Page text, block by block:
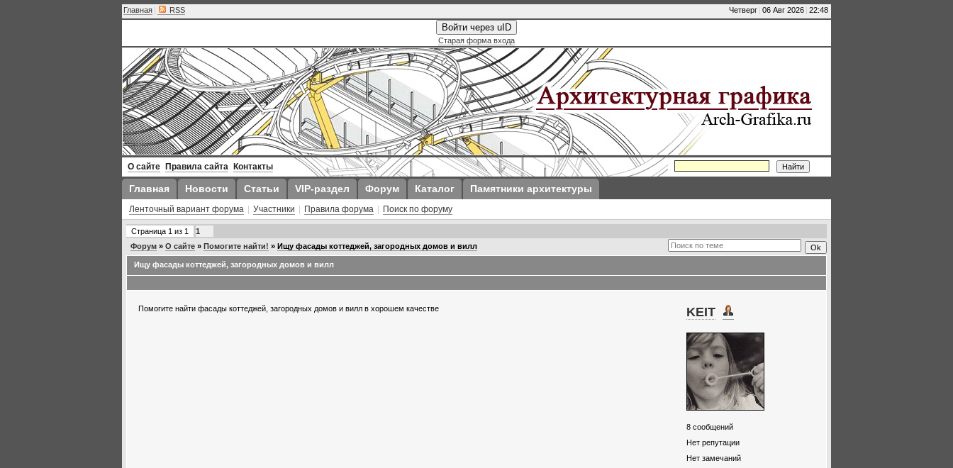
Четверг | 06 Авг 2026 | 22:48
Главная | RSS
Войти через uID
Старая форма входа
О сайте Правила сайта Контакты
Главная Новости Статьи VIP-раздел Форум Каталог Памятники архитектуры
Ленточный вариант форума Участники Правила форума Поиск по форуму
Страница 1 из 1
1
Форум » О сайте » Помогите найти! » Ищу фасады коттеджей, загородных домов и вилл
Ищу фасады коттеджей, загородных домов и вилл
Помогите найти фасады коттеджей, загородных домов и вилл в хорошем качестве KEIT
8 сообщений
Нет репутации
Нет замечаний